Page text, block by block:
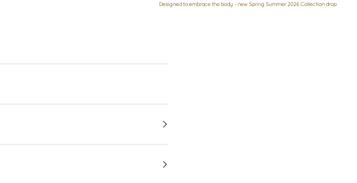
Designed to embrace the body - new Spring Summer 2026 Collection drop